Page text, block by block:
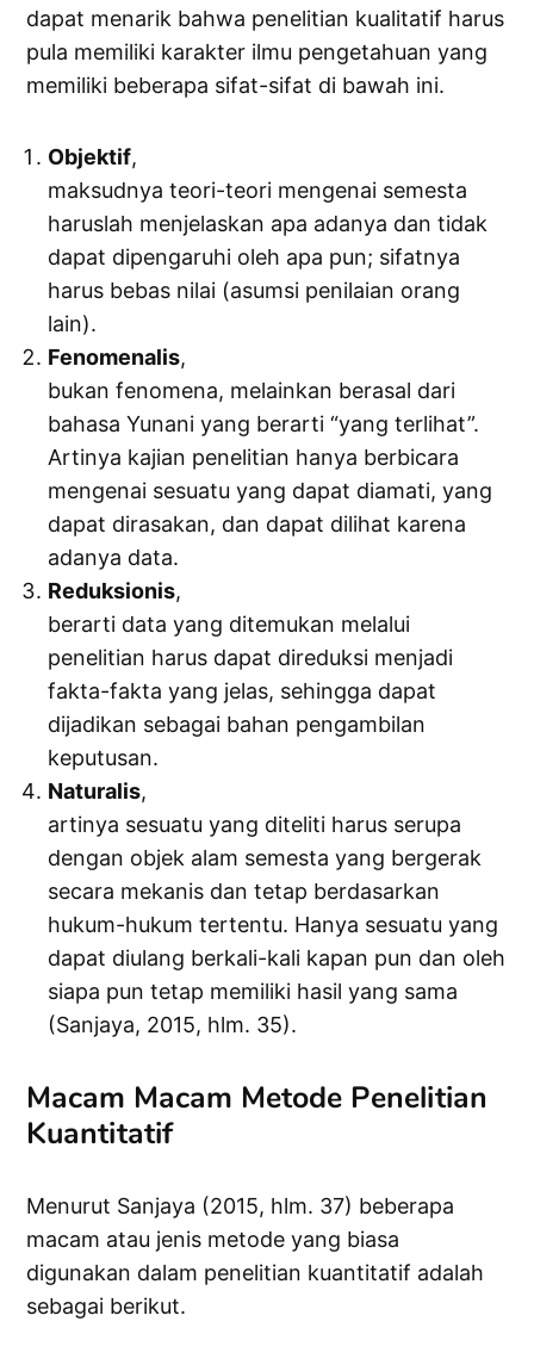
dapat menarik bahwa penelitian kualitatif harus
pula memiliki karakter ilmu pengetahuan yang
memiliki beberapa sifat-sifat di bawah ini.
Objektif,
maksudnya teori-teori mengenai semesta
haruslah menjelaskan apa adanya dan tidak
dapat dipengaruhi oleh apa pun; sifatnya
harus bebas nilai (asumsi penilaian orang
lain).
Fenomenalis,
bukan fenomena, melainkan berasal dari
bahasa Yunani yang berarti “yang terlihat”.
Artinya kajian penelitian hanya berbicara
mengenai sesuatu yang dapat diamati, yang
dapat dirasakan, dan dapat dilihat karena
adanya data.
Reduksionis,
berarti data yang ditemukan melalui
penelitian harus dapat direduksi menjadi
fakta-fakta yang jelas, sehingga dapat
dijadikan sebagai bahan pengambilan
keputusan.
Naturalis,
artinya sesuatu yang diteliti harus serupa
dengan objek alam semesta yang bergerak
secara mekanis dan tetap berdasarkan
hukum-hukum tertentu. Hanya sesuatu yang
dapat diulang berkali-kali kapan pun dan oleh
siapa pun tetap memiliki hasil yang sama
(Sanjaya, 2015, hlm. 35).
Macam Macam Metode Penelitian
Kuantitatif
Menurut Sanjaya (2015, hlm. 37) beberapa
macam atau jenis metode yang biasa
digunakan dalam penelitian kuantitatif adalah
sebagai berikut.